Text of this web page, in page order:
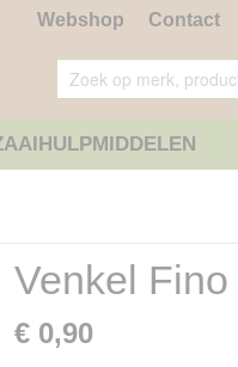
Webshop Contact
Venkel Fino
€ 0,90